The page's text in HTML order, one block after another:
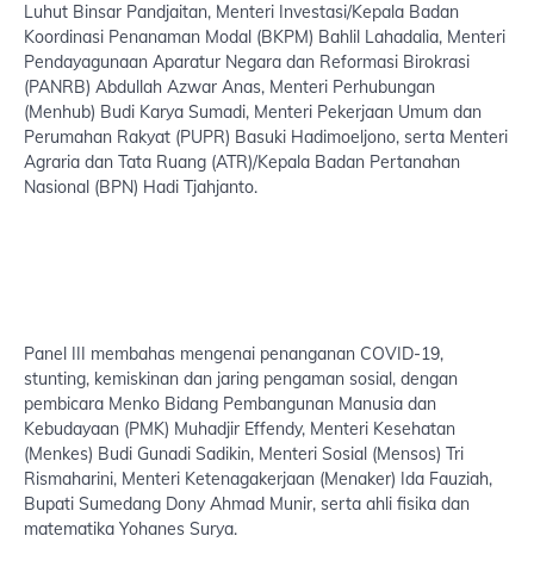
Luhut Binsar Pandjaitan, Menteri Investasi/Kepala Badan
Koordinasi Penanaman Modal (BKPM) Bahlil Lahadalia, Menteri
Pendayagunaan Aparatur Negara dan Reformasi Birokrasi
(PANRB) Abdullah Azwar Anas, Menteri Perhubungan
(Menhub) Budi Karya Sumadi, Menteri Pekerjaan Umum dan
Perumahan Rakyat (PUPR) Basuki Hadimoeljono, serta Menteri
Agraria dan Tata Ruang (ATR)/Kepala Badan Pertanahan
Nasional (BPN) Hadi Tjahjanto.
Panel III membahas mengenai penanganan COVID-19,
stunting, kemiskinan dan jaring pengaman sosial, dengan
pembicara Menko Bidang Pembangunan Manusia dan
Kebudayaan (PMK) Muhadjir Effendy, Menteri Kesehatan
(Menkes) Budi Gunadi Sadikin, Menteri Sosial (Mensos) Tri
Rismaharini, Menteri Ketenagakerjaan (Menaker) Ida Fauziah,
Bupati Sumedang Dony Ahmad Munir, serta ahli fisika dan
matematika Yohanes Surya.